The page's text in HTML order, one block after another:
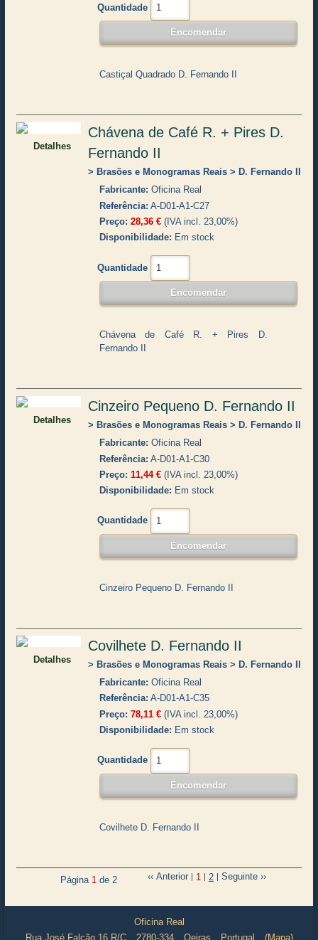
Quantidade
Castiçal Quadrado D. Fernando II
Detalhes
Chávena de Café R. + Pires D.
Fernando II
Brasões e Monogramas Reais
D. Fernando II
Fabricante Oficina Real
Referência A-D01-A1-C27
Preço 28,36 €(IVA incl. 23,00%)
Disponibilidade
Em stock
Quantidade
Chávena de Café R. + Pires D.
Fernando II
Detalhes
Cinzeiro Pequeno D. Fernando II
Brasões e Monogramas Reais
D. Fernando II
Fabricante Oficina Real
Referência A-D01-A1-C30
Preço 11,44 €(IVA incl. 23,00%)
Disponibilidade
Em stock
Quantidade
Cinzeiro Pequeno D. Fernando II
Detalhes
Covilhete D. Fernando II
Brasões e Monogramas Reais
D. Fernando II
Fabricante Oficina Real
Referência A-D01-A1-C35
Preço 78,11 €(IVA incl. 23,00%)
Disponibilidade
Em stock
Quantidade
Covilhete D. Fernando II
Página 1de 2 Anterior 1 2 Seguinte
Oficina Real
Rua José Falcão 16 R/C
2780-334 Oeiras Portugal (Mapa)